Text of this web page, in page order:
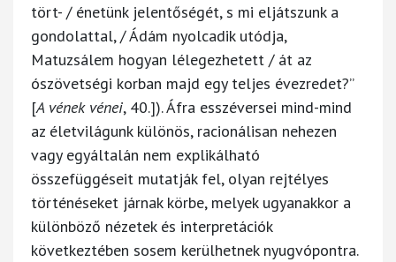
tört- / énetünk jelentőségét, s mi eljátszunk a
gondolattal, / Ádám nyolcadik utódja,
Matuzsálem hogyan lélegezhetett / át az
ószövetségi korban majd egy teljes évezredet?”
[A vének vénei, 40.]). Áfra esszéversei mind-mind
az életvilágunk különös, racionálisan nehezen
vagy egyáltalán nem explikálható
összefüggéseit mutatják fel, olyan rejtélyes
történéseket járnak körbe, melyek ugyanakkor a
különböző nézetek és interpretációk
következtében sosem kerülhetnek nyugvópontra.